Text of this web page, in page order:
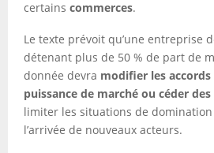
certains commerces.
Le texte prévoit qu’une entreprise
détenant plus de 50 % de part de
donnée devra modifier les
puissance de marché ou céder
limiter les situations de
l’arrivée de nouveaux acteurs.